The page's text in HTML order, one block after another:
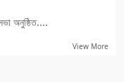
অনুষ্ঠিত....
View More